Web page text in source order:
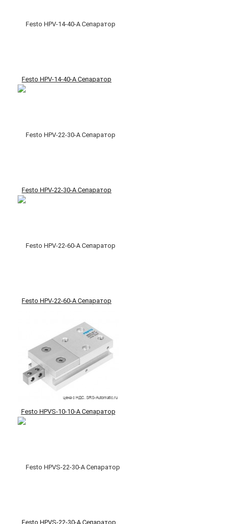
Festo HPV-14-40-A Сепаратор
Festo HPV-22-30-A Сепаратор
Festo HPV-22-60-A Сепаратор
Festo HPVS-10-10-A Сепаратор
Festo HPVS-22-30-A Сепаратор